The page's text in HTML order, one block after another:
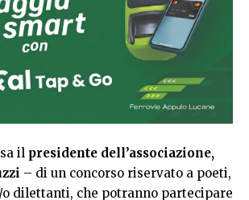
il presidente dell’associazione,
– di un concorso riservato a poeti,
dilettanti, che potranno partecipare